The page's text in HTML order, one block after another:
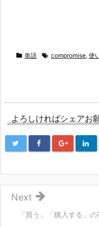
単語 compromise, 使
よろしければシェアお
「買う」「購入する」
Next